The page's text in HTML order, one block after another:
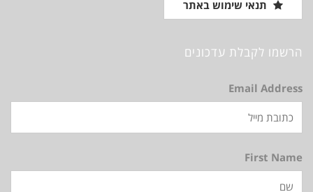
תנאי שימוש באתר
הרשמו לקבלת עדכונים
Email Address
First Name